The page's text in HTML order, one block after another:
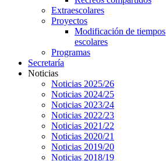
Extraescolares
Proyectos
Modificación de tiempos
escolares
Programas
Secretaría
Noticias
Noticias 2025/26
Noticias 2024/25
Noticias 2023/24
Noticias 2022/23
Noticias 2021/22
Noticias 2020/21
Noticias 2019/20
Noticias 2018/19